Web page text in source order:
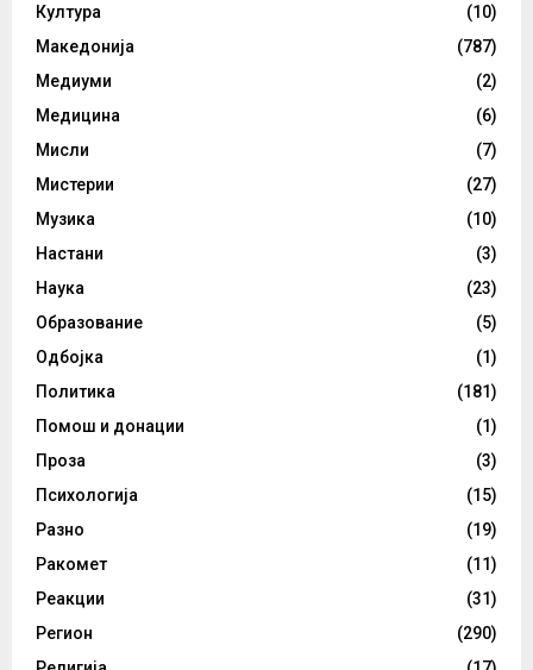
Култура
(10)
Македонија
(787)
Медиуми
(2)
Медицина
(6)
Мисли
(7)
Мистерии
(27)
Музика
(10)
Настани
(3)
Наука
(23)
Образование
(5)
Одбојка
(1)
Политика
(181)
Помош и донации
(1)
Проза
(3)
Психологија
(15)
Разно
(19)
Ракомет
(11)
Реакции
(31)
Регион
(290)